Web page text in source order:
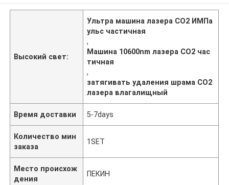
Высокий свет:
Ультра машина лазера СО2 ИМПа
ульс частичная
,
Машина 10600nm лазера СО2 час
тичная
,
затягивать удаления шрама СО2
лазера влагалищный
Время доставки 5-7days
Количество мин
заказа
1SET
Место происхож
дения
ПЕКИН